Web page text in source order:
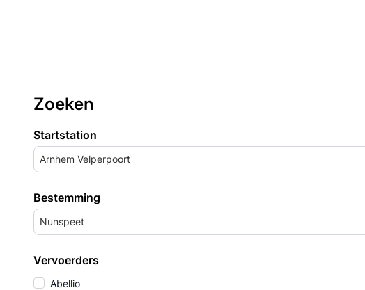
Zoeken
Startstation
Arnhem Velperpoort
Bestemming
Nunspeet
Vervoerders
Abellio